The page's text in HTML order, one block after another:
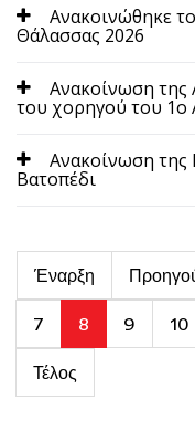
Ανακοινώθηκε
Θάλασσας 2026
Ανακοίνωση
του χορηγού του 1ο
Ανακοίνωση της
Βατοπέδι
Έναρξη
7 8 9 10
Τέλος